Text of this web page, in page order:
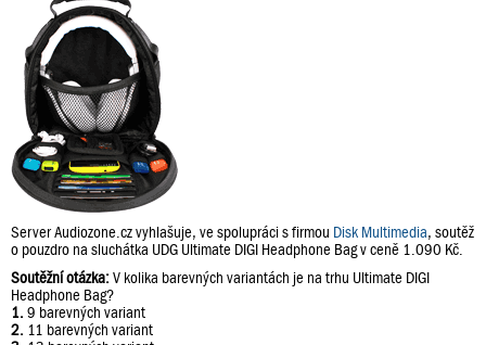
Server Audiozone.cz vyhlašuje, ve spolupráci s firmou Disk Multimedia, soutěž
o pouzdro na sluchátka UDG Ultimate DIGI Headphone Bag v ceně 1.090 Kč.
Soutěžní otázka:V kolika barevných variantách je na trhu Ultimate DIGI
Headphone Bag?
1. 9 barevných variant
2. 11 barevných variant